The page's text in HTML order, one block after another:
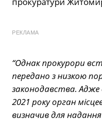
РЕКЛАМА
“Однак прокурори
передано з низкою
законодавства. Адже
2021 року орган
визначив для